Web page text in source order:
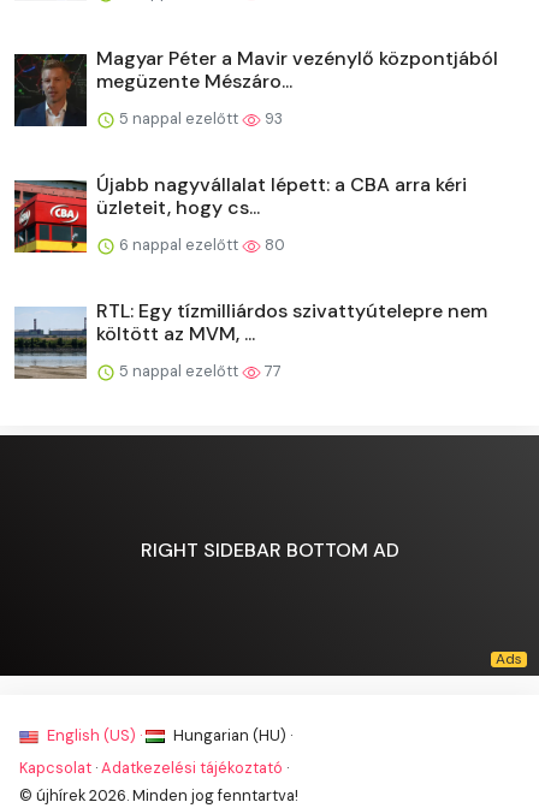
Magyar Péter a Mavir vezénylő központjából
megüzente Mészáro...
5 nappal ezelőtt 93
Újabb nagyvállalat lépett: a CBA arra kéri
üzleteit, hogy cs...
6 nappal ezelőtt 80
RTL: Egy tízmilliárdos szivattyútelepre nem
költött az MVM, ...
5 nappal ezelőtt 77
RIGHT SIDEBAR BOTTOM AD
English (US) ·
Hungarian (HU) ·
Kapcsolat ·Adatkezelési tájékoztató ·
© újhírek 2026. Minden jog fenntartva!